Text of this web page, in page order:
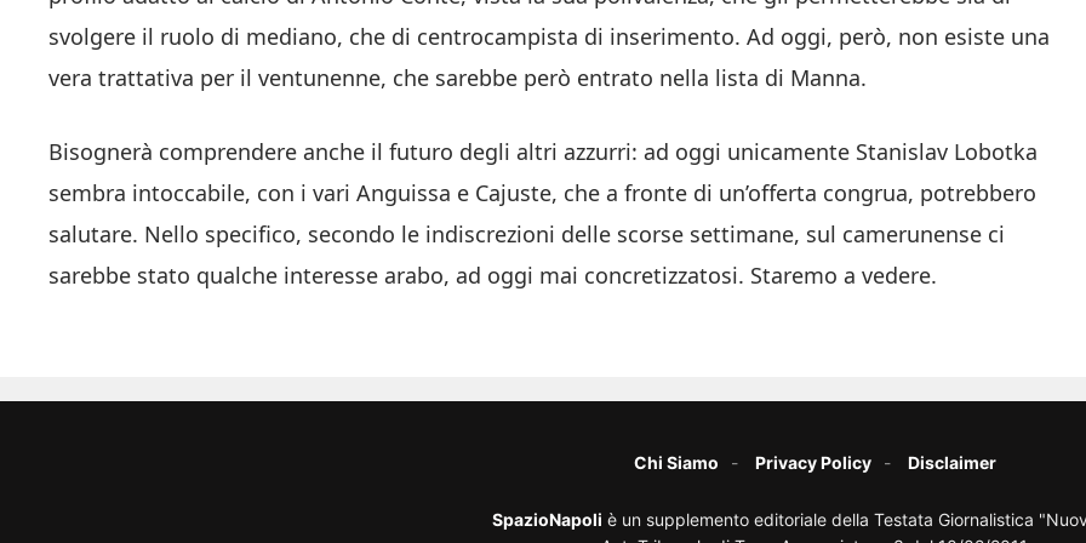
svolgere il ruolo di mediano, che di centrocampista di inserimento. Ad oggi, però, non esiste una
vera trattativa per il ventunenne, che sarebbe però entrato nella lista di Manna.
Bisognerà comprendere anche il futuro degli altri azzurri: ad oggi unicamente Stanislav Lobotka
sembra intoccabile, con i vari Anguissa e Cajuste, che a fronte di un’offerta congrua, potrebbero
salutare. Nello specifico, secondo le indiscrezioni delle scorse settimane, sul camerunense ci
sarebbe stato qualche interesse arabo, ad oggi mai concretizzatosi. Staremo a vedere.
Chi Siamo Privacy Policy Disclaimer
SpazioNapoli è un supplemento editoriale della Testata Giornalistica